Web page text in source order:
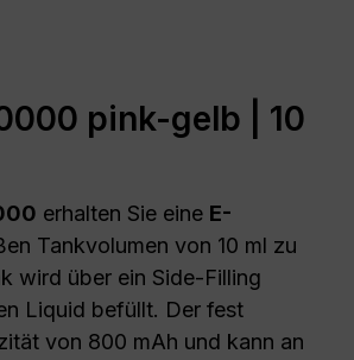
pink-gelb | 10
erhalten Sie eine E-
Tankvolumen von 10 ml zu
wird über ein Side-Filling
Liquid befüllt. Der fest
von 800 mAh und kann an